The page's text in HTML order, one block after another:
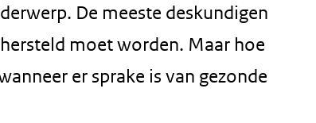
De meeste deskundigen
moet worden. Maar hoe
er sprake is van gezonde